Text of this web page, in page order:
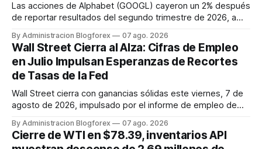
Las acciones de Alphabet (GOOGL) cayeron un 2% después
de reportar resultados del segundo trimestre de 2026, a
usuarios de Gemini, en un mercado que evalúa el impacto
de las inversiones en IA.
By Administracion Blogforex 07 ago. 2026
Wall Street Cierra al Alza: Cifras de Empleo
en Julio Impulsan Esperanzas de Recortes
de Tasas de la Fed
Wall Street cierra con ganancias sólidas este viernes, 7 de
agosto de 2026, impulsado por el informe de empleo de
de trabajo. Este dato macroeconómico incrementó las
expectativas de que la Reserva Federal pueda flexibilizar su
By Administracion Blogforex 07 ago. 2026
Cierre de WTI en $78.39, inventarios API